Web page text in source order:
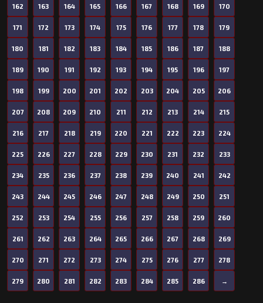
162 163 164 165 166 167 168 169 170
171 172 173 174 175 176 177 178 179
180 181 182 183 184 185 186 187 188
189 190 191 192 193 194 195 196 197
198 199 200 201 202 203 204 205 206
207 208 209 210 211 212 213 214 215
216 217 218 219 220 221 222 223 224
225 226 227 228 229 230 231 232 233
234 235 236 237 238 239 240 241 242
243 244 245 246 247 248 249 250 251
252 253 254 255 256 257 258 259 260
261 262 263 264 265 266 267 268 269
270 271 272 273 274 275 276 277 278
279 280 281 282 283 284 285 286 →